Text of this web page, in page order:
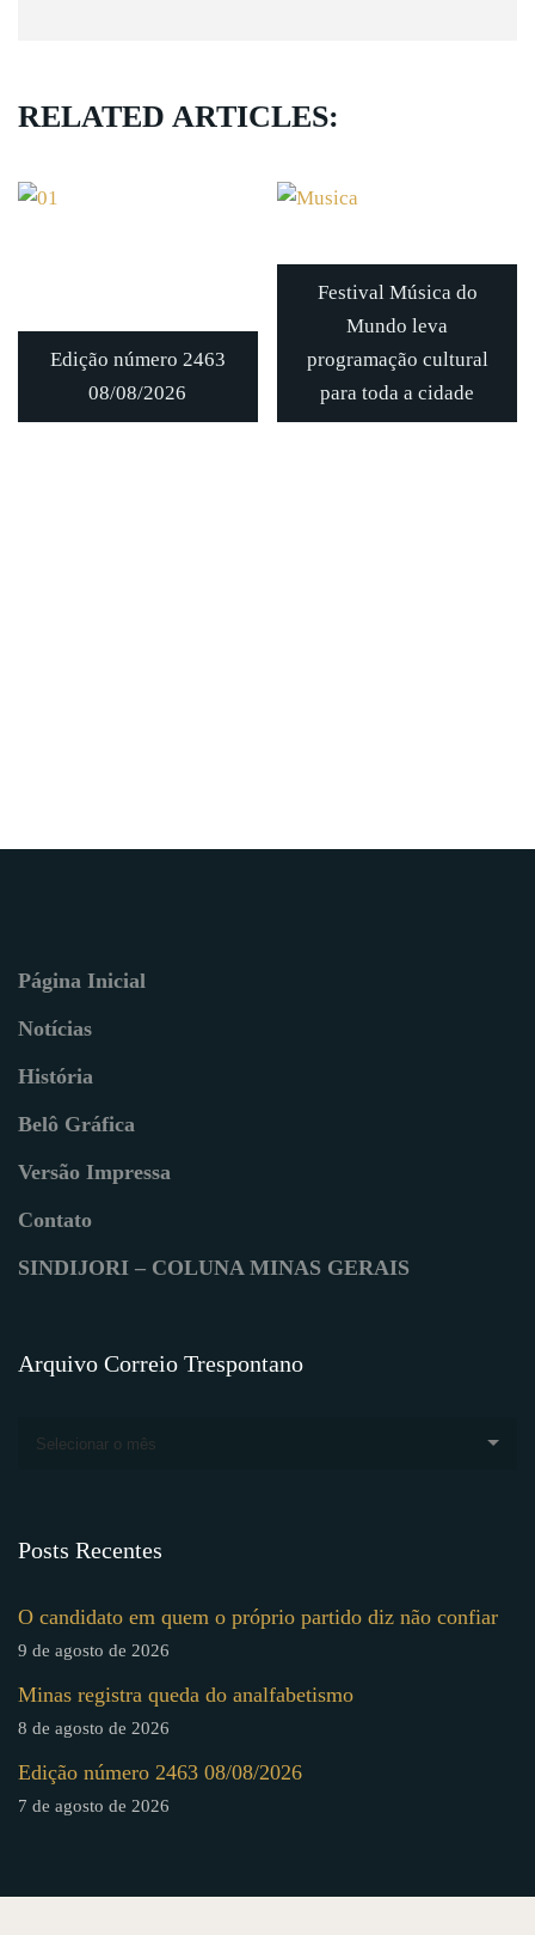
RELATED ARTICLES:
Edição número 2463
08/08/2026
Festival Música do
Mundo leva
programação cultural
para toda a cidade
Página Inicial
Notícias
História
Belô Gráfica
Versão Impressa
Contato
SINDIJORI – COLUNA MINAS GERAIS
Arquivo Correio Trespontano
Selecionar o mês
Posts Recentes
O candidato em quem o próprio partido diz não confiar
9 de agosto de 2026
Minas registra queda do analfabetismo
8 de agosto de 2026
Edição número 2463 08/08/2026
7 de agosto de 2026